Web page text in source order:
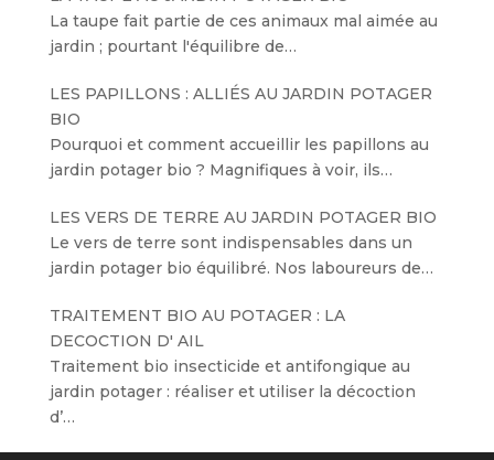
La taupe fait partie de ces animaux mal aimée au
jardin ; pourtant l'équilibre de…
LES PAPILLONS : ALLIÉS AU JARDIN POTAGER
BIO
Pourquoi et comment accueillir les papillons au
jardin potager bio ? Magnifiques à voir, ils…
LES VERS DE TERRE AU JARDIN POTAGER BIO
Le vers de terre sont indispensables dans un
jardin potager bio équilibré. Nos laboureurs de…
TRAITEMENT BIO AU POTAGER : LA
DECOCTION D' AIL
Traitement bio insecticide et antifongique au
jardin potager : réaliser et utiliser la décoction
d’…